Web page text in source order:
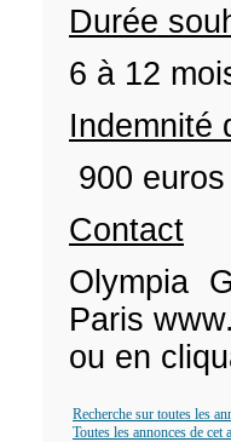
Durée
6 à 12
Indemnité
900
Contact
Olympia
Paris
ou en
Recherche sur toutes les
Toutes les annonces de cet